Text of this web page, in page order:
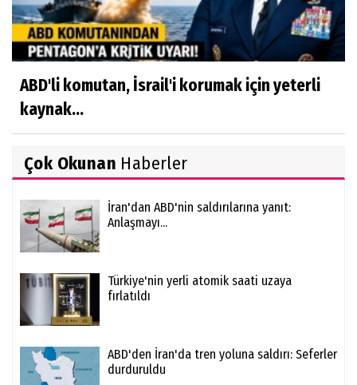
ABD'li komutan, İsrail'i korumak için yeterli
kaynak...
Çok Okunan Haberler
İran'dan ABD'nin saldırılarına yanıt:
Anlaşmayı...
Türkiye'nin yerli atomik saati uzaya
fırlatıldı
ABD'den İran'da tren yoluna saldırı: Seferler
durduruldu